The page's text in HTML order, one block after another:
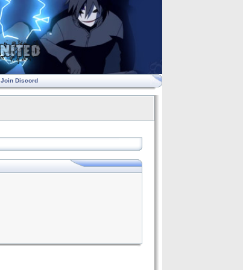
Join Discord